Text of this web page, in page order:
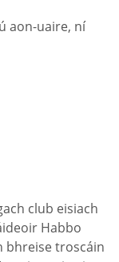
aon-uaire, ní
club eisiach
Habbo
bhreise troscáin